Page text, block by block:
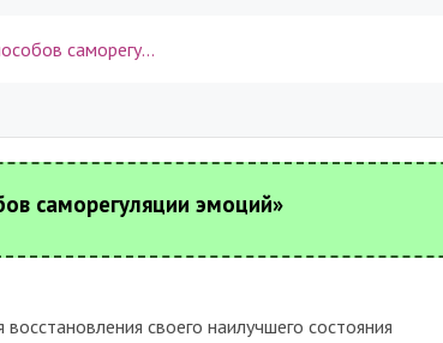
Практический сборник "10 способов саморегуляции эмоций"
саморегуляции эмоций»
своего наилучшего состояния